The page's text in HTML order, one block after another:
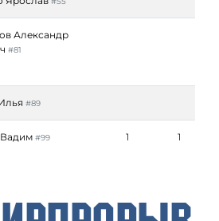
Александр
#81
#89
#99 1 1